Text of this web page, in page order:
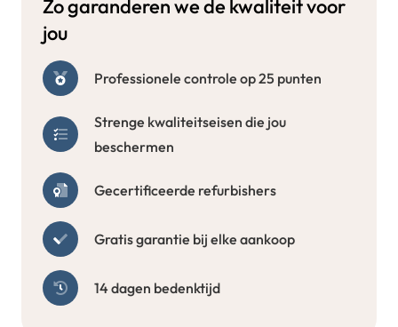
Zo garanderen we de kwaliteit voor
jou
Professionele controle op 25 punten
Strenge kwaliteitseisen die jou
beschermen
Gecertificeerde refurbishers
Gratis garantie bij elke aankoop
14 dagen bedenktijd